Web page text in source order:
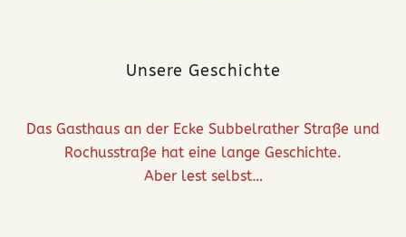
Unsere Geschichte
Das Gasthaus an der Ecke Subbelrather Straße und
Rochusstraße hat eine lange Geschichte.
Aber lest selbst…